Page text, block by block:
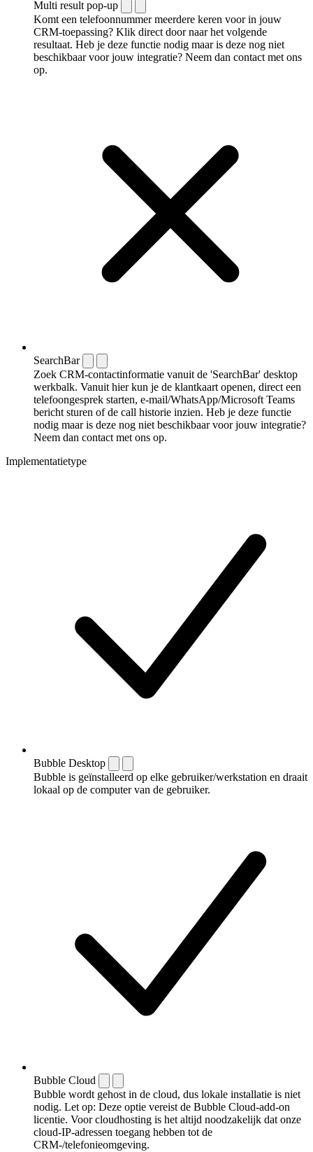
Multi result pop-up
Komt een telefoonnummer meerdere keren voor in jouw
CRM-toepassing? Klik direct door naar het volgende
resultaat. Heb je deze functie nodig maar is deze nog niet
beschikbaar voor jouw integratie? Neem dan contact met ons
op.
SearchBar
Zoek CRM-contactinformatie vanuit de 'SearchBar' desktop
werkbalk. Vanuit hier kun je de klantkaart openen, direct een
telefoongesprek starten, e-mail/WhatsApp/Microsoft Teams
bericht sturen of de call historie inzien. Heb je deze functie
nodig maar is deze nog niet beschikbaar voor jouw integratie?
Neem dan contact met ons op.
Implementatietype
Bubble Desktop
Bubble is geïnstalleerd op elke gebruiker/werkstation en draait
lokaal op de computer van de gebruiker.
Bubble Cloud
Bubble wordt gehost in de cloud, dus lokale installatie is niet
nodig. Let op: Deze optie vereist de Bubble Cloud-add-on
licentie. Voor cloudhosting is het altijd noodzakelijk dat onze
cloud-IP-adressen toegang hebben tot de
CRM-/telefonieomgeving.